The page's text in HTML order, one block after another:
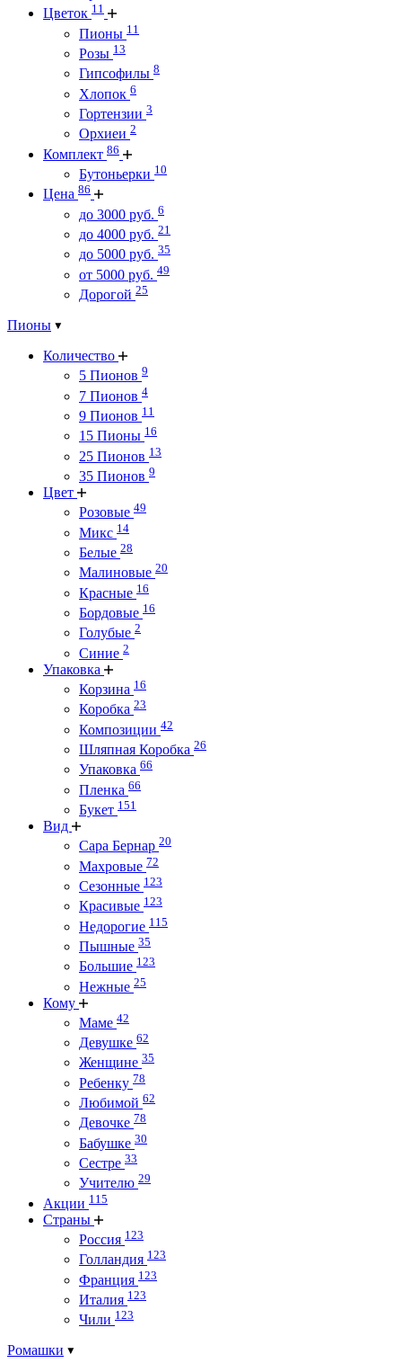
Цветок 11
Пионы 11
Розы 13
Гипсофилы 8
Хлопок 6
Гортензии 3
Орхиеи 2
Комплект 86
Бутоньерки 10
Цена 86
до 3000 руб. 6
до 4000 руб. 21
до 5000 руб. 35
от 5000 руб. 49
Дорогой 25
Пионы
Количество
5 Пионов 9
7 Пионов 4
9 Пионов 11
15 Пионы 16
25 Пионов 13
35 Пионов 9
Цвет
Розовые 49
Микс 14
Белые 28
Малиновые 20
Красные 16
Бордовые 16
Голубые 2
Синие 2
Упаковка
Корзина 16
Коробка 23
Композиции 42
Шляпная Коробка 26
Упаковка 66
Пленка 66
Букет 151
Вид
Сара Бернар 20
Махровые 72
Сезонные 123
Красивые 123
Недорогие 115
Пышные 35
Большие 123
Нежные 25
Кому
Маме 42
Девушке 62
Женщине 35
Ребенку 78
Любимой 62
Девочке 78
Бабушке 30
Сестре 33
Учителю 29
Акции 115
Страны
Россия 123
Голландия 123
Франция 123
Италия 123
Чили 123
Ромашки